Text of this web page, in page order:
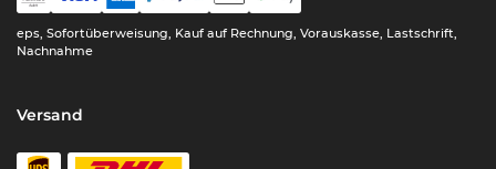
eps, Sofortüberweisung, Kauf auf Rechnung, Vorauskasse, Lastschrift,
Nachnahme
Versand